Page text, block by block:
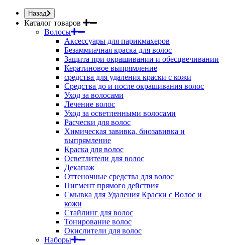
Назад
Каталог товаров
Волосы
Аксессуары для парикмахеров
Безаммиачная краска для волос
Защита при окрашивании и обесцвечивании
Кератиновое выпрямление
средства для удаления краски с кожи
Средства до и после окрашивания волос
Уход за волосами
Лечение волос
Уход за осветленными волосами
Расчески для волос
Химическая завивка, биозавивка и
выпрямление
Краска для волос
Осветлители для волос
Декапаж
Оттеночные средства для волос
Пигмент прямого действия
Смывка для Удаления Краски с Волос и
кожи
Стайлинг для волос
Тонирование волос
Окислители для волос
Наборы